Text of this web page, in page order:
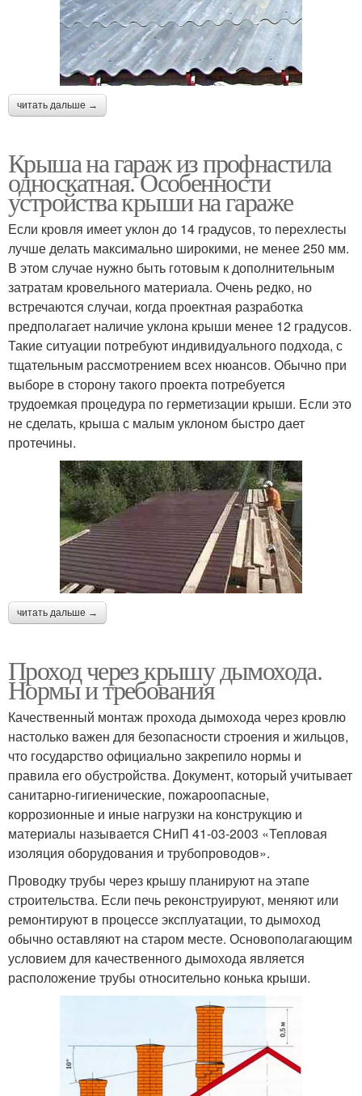
читать дальше →
Крыша на гараж из профнастила
односкатная. Особенности
устройства крыши на гараже
Если кровля имеет уклон до 14 градусов, то перехлесты
лучше делать максимально широкими, не менее 250 мм.
В этом случае нужно быть готовым к дополнительным
затратам кровельного материала. Очень редко, но
встречаются случаи, когда проектная разработка
предполагает наличие уклона крыши менее 12 градусов.
Такие ситуации потребуют индивидуального подхода, с
тщательным рассмотрением всех нюансов. Обычно при
выборе в сторону такого проекта потребуется
трудоемкая процедура по герметизации крыши. Если это
не сделать, крыша с малым уклоном быстро дает
протечины.
читать дальше →
Проход через крышу дымохода.
Нормы и требования
Качественный монтаж прохода дымохода через кровлю
настолько важен для безопасности строения и жильцов,
что государство официально закрепило нормы и
правила его обустройства. Документ, который учитывает
санитарно-гигиенические, пожароопасные,
коррозионные и иные нагрузки на конструкцию и
материалы называется СНиП 41-03-2003 «Тепловая
изоляция оборудования и трубопроводов».
Проводку трубы через крышу планируют на этапе
строительства. Если печь реконструируют, меняют или
ремонтируют в процессе эксплуатации, то дымоход
обычно оставляют на старом месте. Основополагающим
условием для качественного дымохода является
расположение трубы относительно конька крыши.